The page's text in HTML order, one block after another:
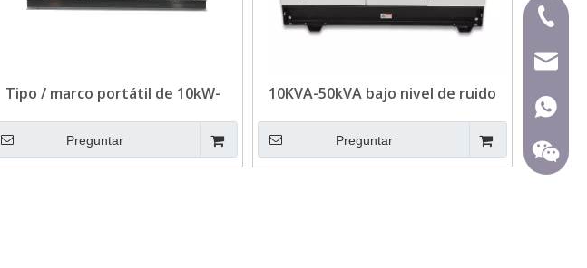
Tipo / marco portátil de 10kW-
40KW Tipo / marco yanmar
generador diesel para emergencia
Preguntar
10KVA-50kVA bajo nivel de ruido
Kubota Diesel Genset
Preguntar
+ 86-
+ 86-